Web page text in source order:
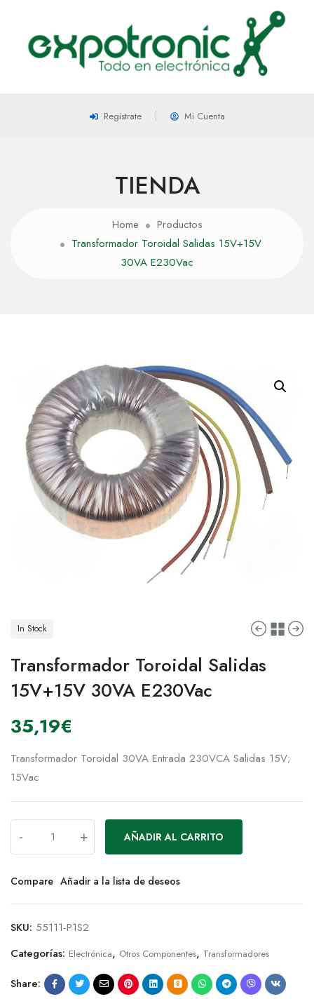
Registrate Mi Cuenta
TIENDA
Home
Productos
Transformador Toroidal Salidas 15V+15V
30VA E230Vac
In Stock
Transformador Toroidal Salidas
15V+15V 30VA E230Vac
35,19€
Transformador Toroidal 30VA Entrada 230VCA Salidas 15V;
15Vac
- + AÑADIR AL CARRITO
Compare Añadir a la lista de deseos
SKU: 55111-P1S2
Categorías: Electrónica, Otros Componentes, Transformadores
Share: